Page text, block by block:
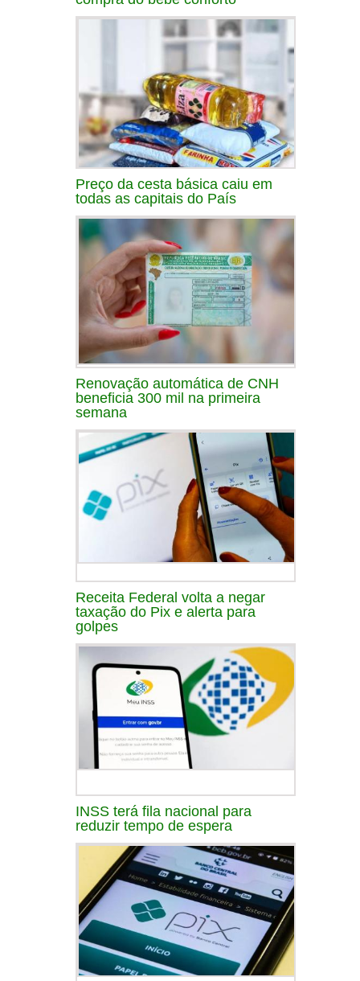
Preço da cesta básica caiu em
todas as capitais do País
Renovação automática de CNH
beneficia 300 mil na primeira
semana
Receita Federal volta a negar
taxação do Pix e alerta para
golpes
INSS terá fila nacional para
reduzir tempo de espera